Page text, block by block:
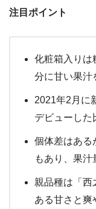
注目ポイント
化粧箱入りは
分に甘い果汁
2021年2月に
デビューした
個体差はある
もあり、果
親品種は「西
ある甘さと爽